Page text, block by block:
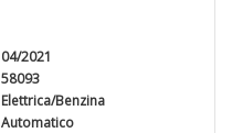
04/2021
58093
Elettrica/Benzina
Automatico